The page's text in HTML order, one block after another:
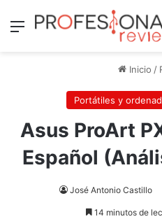
Menú
Inicio /
Portátiles y
Asus ProArt
Español
José Antonio Castillo
14 minutos de